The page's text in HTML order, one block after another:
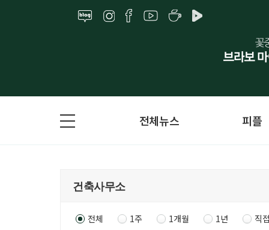
전체뉴스 피플
전체 1주 1개월 1년 직